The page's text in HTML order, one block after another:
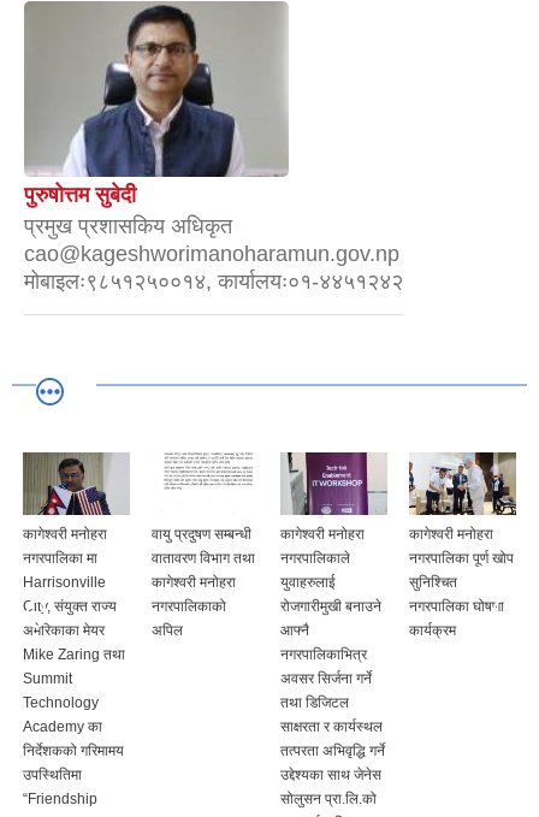
पुरुषोत्तम सुबेदी
प्रमुख प्रशासकिय अधिकृत
cao@kageshworimanoharamun.gov.np
मोबाइलः९८५१२५००१४, कार्यालयः०१-४४५१२४२
कागेश्वरी मनोहरा
नगरपालिका मा
Harrisonville
City, संयुक्त राज्य
अमेरिकाका मेयर
Mike Zaring तथा
Summit
Technology
Academy का
निर्देशकको गरिमामय
उपस्थितिमा
“Friendship
वायु प्रदुषण सम्बन्धी
वातावरण विभाग तथा
कागेश्वरी मनोहरा
नगरपालिकाको
अपिल
कागेश्वरी मनोहरा
नगरपालिकाले
युवाहरुलाई
रोजगारीमुखी बनाउने
आफ्नै
नगरपालिकाभित्र
अवसर सिर्जना गर्ने
तथा डिजिटल
साक्षरता र कार्यस्थल
तत्परता अभिवृद्धि गर्ने
उद्देश्यका साथ जेनेस
सोलुसन प्रा.लि.को
कागेश्वरी मनोहरा
नगरपालिका पूर्ण खोप
सुनिश्चित
नगरपालिका घोषणा
कार्यक्रम